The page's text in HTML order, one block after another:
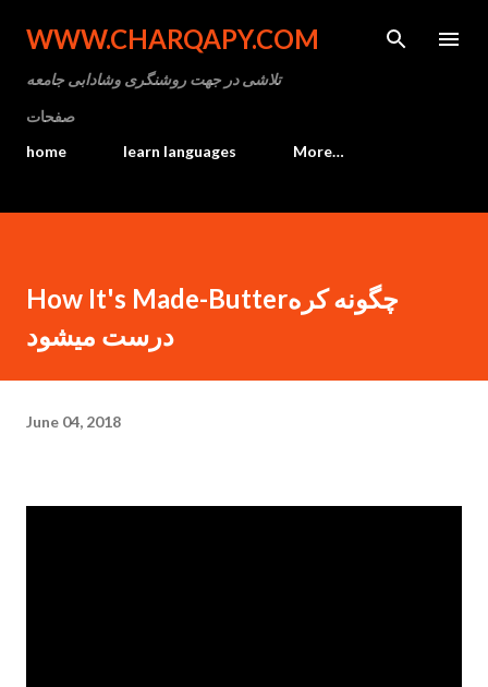
Skip to main content
WWW.CHARQAPY.COM
تلاشی در جهت روشنگری وشادابی جامعه
صفحات
home
learn languages More…
How It's Made-Butterچگونه کره
درست میشود
June 04, 2018